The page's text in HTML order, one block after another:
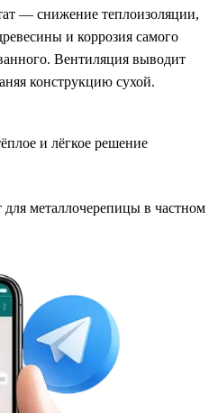
— снижение теплоизоляции,
и коррозия самого
Вентиляция выводит
конструкцию сухой.
и лёгкое решение
металлочерепицы в частном